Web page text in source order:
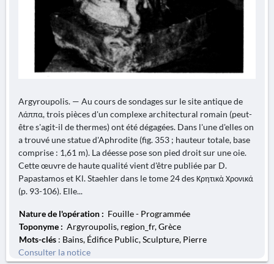
Argyroupolis. — Au cours de sondages sur le site antique de
Λάππα, trois pièces d'un complexe architectural romain (peut-
être s'agit-il de thermes) ont été dégagées. Dans l'une d'elles on
a trouvé une statue d'Aphrodite (fig. 353 ; hauteur totale, base
comprise : 1,61 m). La déesse pose son pied droit sur une oie.
Cette œuvre de haute qualité vient d'être publiée par D.
Papastamos et Kl. Staehler dans le tome 24 des Κρητικὰ Χρονικά
(p. 93-106). Elle...
Nature de l'opération : Fouille - Programmée
Toponyme : Argyroupolis, region_fr, Grèce
Mots-clés : Bains, Édifice Public, Sculpture, Pierre
Consulter la notice